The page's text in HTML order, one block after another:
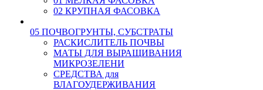
02 КРУПНАЯ ФАСОВКА
05 ПОЧВОГРУНТЫ, СУБСТРАТЫ
РАСКИСЛИТЕЛЬ ПОЧВЫ
МАТЫ ДЛЯ ВЫРАЩИВАНИЯ
МИКРОЗЕЛЕНИ
СРЕДСТВА для
ВЛАГОУДЕРЖИВАНИЯ